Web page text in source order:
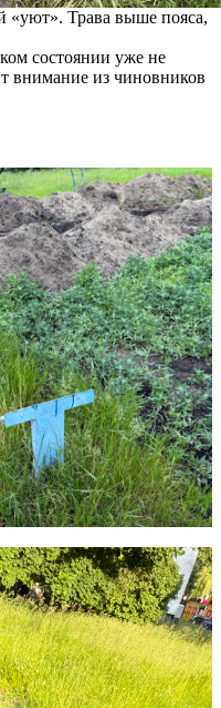
«уют». Трава выше пояса,
состоянии уже не
внимание из чиновников